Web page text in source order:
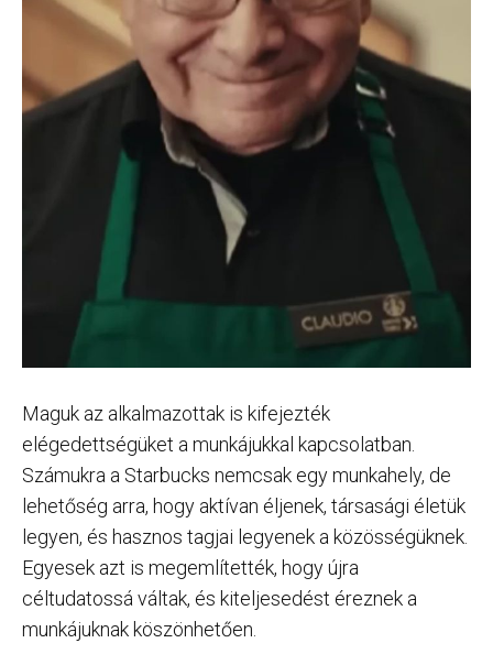
Maguk az alkalmazottak is kifejezték
elégedettségüket a munkájukkal kapcsolatban.
Számukra a Starbucks nemcsak egy munkahely, de
lehetőség arra, hogy aktívan éljenek, társasági életük
legyen, és hasznos tagjai legyenek a közösségüknek.
Egyesek azt is megemlítették, hogy újra
céltudatossá váltak, és kiteljesedést éreznek a
munkájuknak köszönhetően.